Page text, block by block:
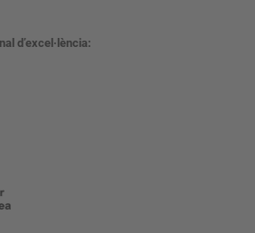
d’excel·lència